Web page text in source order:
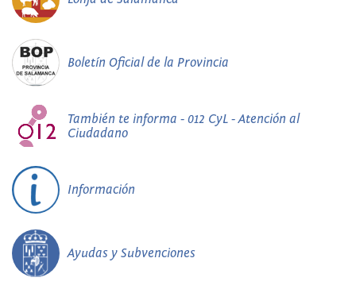
Boletín Oficial de la Provincia
También te informa - 012 CyL - Atención al
Ciudadano
Información
Ayudas y Subvenciones